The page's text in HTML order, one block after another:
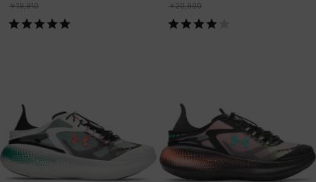
￥19,910
￥20,900